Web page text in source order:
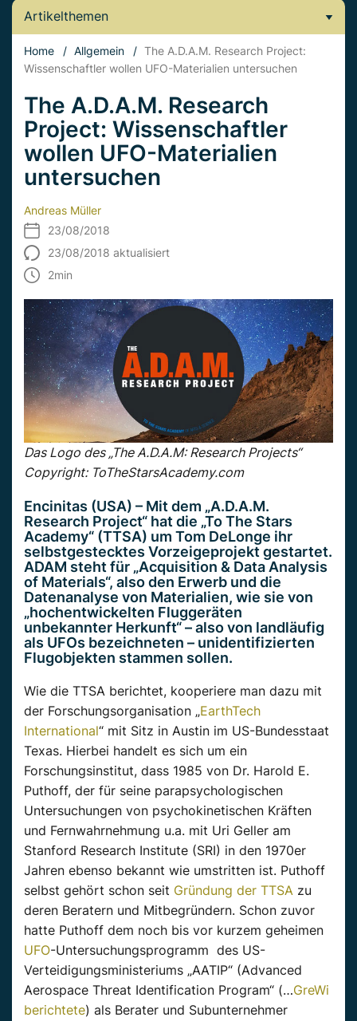
Artikelthemen
Home / Allgemein / The A.D.A.M. Research Project:
Wissenschaftler wollen UFO-Materialien untersuchen
The A.D.A.M. Research
Project: Wissenschaftler
wollen UFO-Materialien
untersuchen
Andreas Müller
23/08/2018
23/08/2018 aktualisiert
2min
Das Logo des „The A.D.A.M: Research Projects“
Copyright: ToTheStarsAcademy.com
Encinitas (USA) – Mit dem „A.D.A.M.
Research Project“ hat die „To The Stars
Academy“ (TTSA) um Tom DeLonge ihr
selbstgestecktes Vorzeigeprojekt gestartet.
ADAM steht für „Acquisition & Data Analysis
of Materials“, also den Erwerb und die
Datenanalyse von Materialien, wie sie von
„hochentwickelten Fluggeräten
unbekannter Herkunft“ – also von landläufig
als UFOs bezeichneten – unidentifizierten
Flugobjekten stammen sollen.
Wie die TTSA berichtet, kooperiere man dazu mit
der Forschungsorganisation „EarthTech
International“ mit Sitz in Austin im US-Bundesstaat
Texas. Hierbei handelt es sich um ein
Forschungsinstitut, dass 1985 von Dr. Harold E.
Puthoff, der für seine parapsychologischen
Untersuchungen von psychokinetischen Kräften
und Fernwahrnehmung u.a. mit Uri Geller am
Stanford Research Institute (SRI) in den 1970er
Jahren ebenso bekannt wie umstritten ist. Puthoff
selbst gehört schon seit Gründung der TTSA zu
deren Beratern und Mitbegründern. Schon zuvor
hatte Puthoff dem noch bis vor kurzem geheimen
UFO-Untersuchungsprogramm des US-
Verteidigungsministeriums „AATIP“ (Advanced
Aerospace Threat Identification Program“ (…GreWi
berichtete) als Berater und Subunternehmer